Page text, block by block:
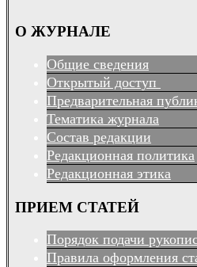
О ЖУРНАЛЕ
Общие сведения
Открытый доступ
Предварительная
Тематика журнала
Состав редакции
Редакционная политика
Редакционная этика
ПРИЕМ СТАТЕЙ
Порядок подачи
Правила оформления